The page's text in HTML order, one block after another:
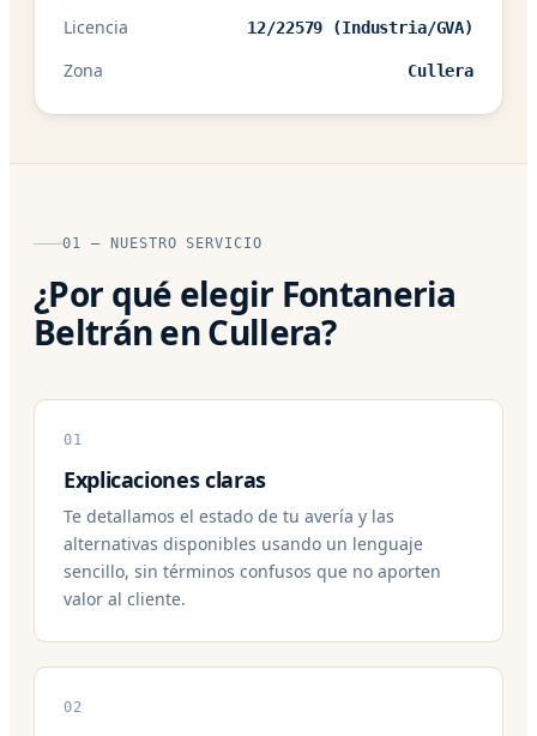
Licencia 12/22579 (Industria/GVA)
Zona Cullera
01 — NUESTRO SERVICIO
¿Por qué elegir Fontaneria
Beltrán en Cullera?
01
Explicaciones claras
Te detallamos el estado de tu avería y las
alternativas disponibles usando un lenguaje
sencillo, sin términos confusos que no aporten
valor al cliente.
02